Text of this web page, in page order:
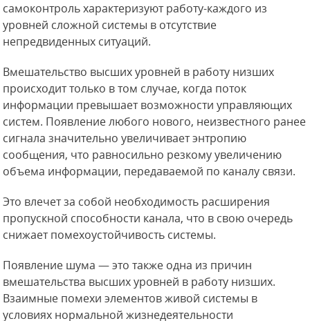
самоконтроль характеризуют работу-каждого из
уровней сложной системы в отсутствие
непредвиденных ситуаций.
Вмешательство высших уровней в работу низших
происходит только в том случае, когда поток
информации превышает возможности управляющих
систем. Появление любого нового, неизвестного ранее
сигнала значительно увеличивает энтропию
сообщения, что равносильно резкому увеличению
объема информации, передаваемой по каналу связи.
Это влечет за собой необходимость расширения
пропускной способности канала, что в свою очередь
снижает помехоустойчивость системы.
Появление шума — это также одна из причин
вмешательства высших уровней в работу низших.
Взаимные помехи элементов живой системы в
условиях нормальной жизнедеятельности